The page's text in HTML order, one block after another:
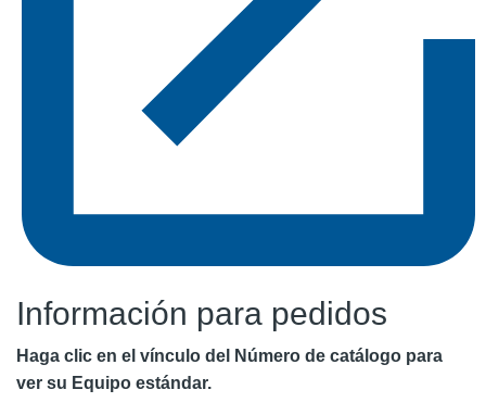
Información para pedidos
Haga clic en el vínculo del Número de catálogo para
ver su Equipo estándar.